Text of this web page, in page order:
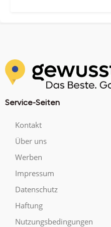
Service-Seiten
Kontakt
Über uns
Werben
Impressum
Datenschutz
Haftung
Nutzungsbedingungen